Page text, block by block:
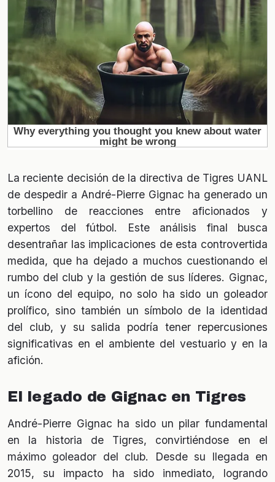
La reciente decisión de la directiva de Tigres UANL
de despedir a André-Pierre Gignac ha generado un
torbellino de reacciones entre aficionados y
expertos del fútbol. Este análisis final busca
desentrañar las implicaciones de esta controvertida
medida, que ha dejado a muchos cuestionando el
rumbo del club y la gestión de sus líderes. Gignac,
un ícono del equipo, no solo ha sido un goleador
prolífico, sino también un símbolo de la identidad
del club, y su salida podría tener repercusiones
significativas en el ambiente del vestuario y en la
afición.
El legado de Gignac en Tigres
André-Pierre Gignac ha sido un pilar fundamental
en la historia de Tigres, convirtiéndose en el
máximo goleador del club. Desde su llegada en
2015, su impacto ha sido inmediato, logrando